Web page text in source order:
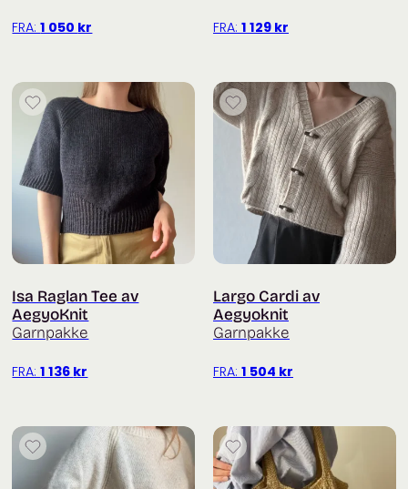
FRA:1 050 kr FRA: 1 129 kr
Isa Raglan Tee av
AegyoKnit
Garnpakke
FRA:1 136 kr
Largo Cardi av
Aegyoknit
Garnpakke
FRA: 1 504 kr